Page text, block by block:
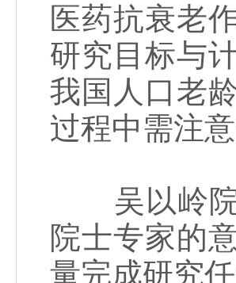
医药抗衰老
研究目标与
我国人口老
过程中需注
吴以岭院
院士专家的
量完成研究任